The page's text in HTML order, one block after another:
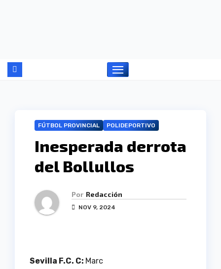
FÚTBOL PROVINCIAL POLIDEPORTIVO
Inesperada derrota
del Bollullos
Por Redacción
NOV 9, 2024
Sevilla F.C. C: Marc